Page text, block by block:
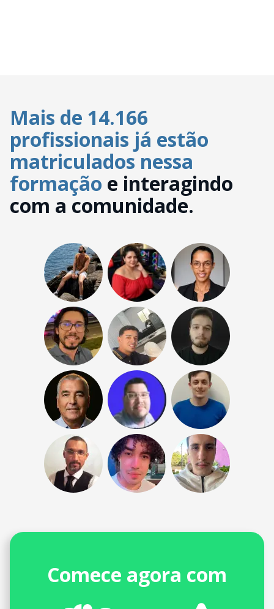
Mais de 14.166
profissionais já estão
matriculados nessa
formação e interagindo
com a comunidade.
Comece agora com